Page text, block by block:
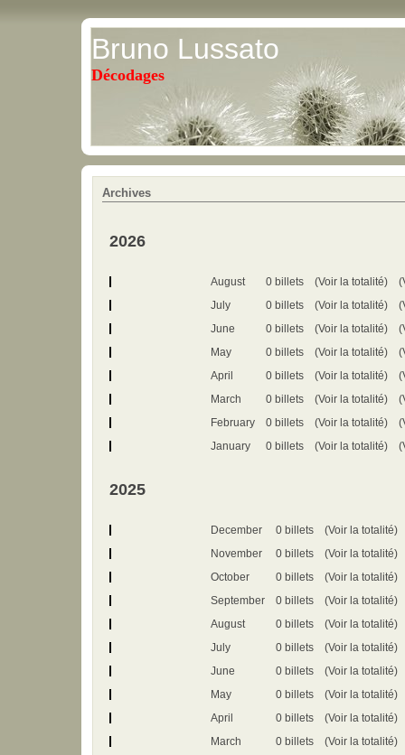
Bruno Lussato
Décodages
Archives
2026
August 0 billets (Voir la totalité)
July
0 billets (Voir la totalité)
June
0 billets (Voir la totalité)
May
0 billets (Voir la totalité)
April
0 billets (Voir la totalité)
March
0 billets (Voir la totalité)
February
0 billets (Voir la totalité)
January
0 billets (Voir la totalité)
2025
December 0 billets
(Voir la totalité)
November
0 billets
(Voir la totalité)
October
0 billets
(Voir la totalité)
September
0 billets
(Voir la totalité)
August
0 billets
(Voir la totalité)
July
0 billets
(Voir la totalité)
June
0 billets
(Voir la totalité)
May
0 billets
(Voir la totalité)
April
0 billets
(Voir la totalité)
March
0 billets
(Voir la totalité)